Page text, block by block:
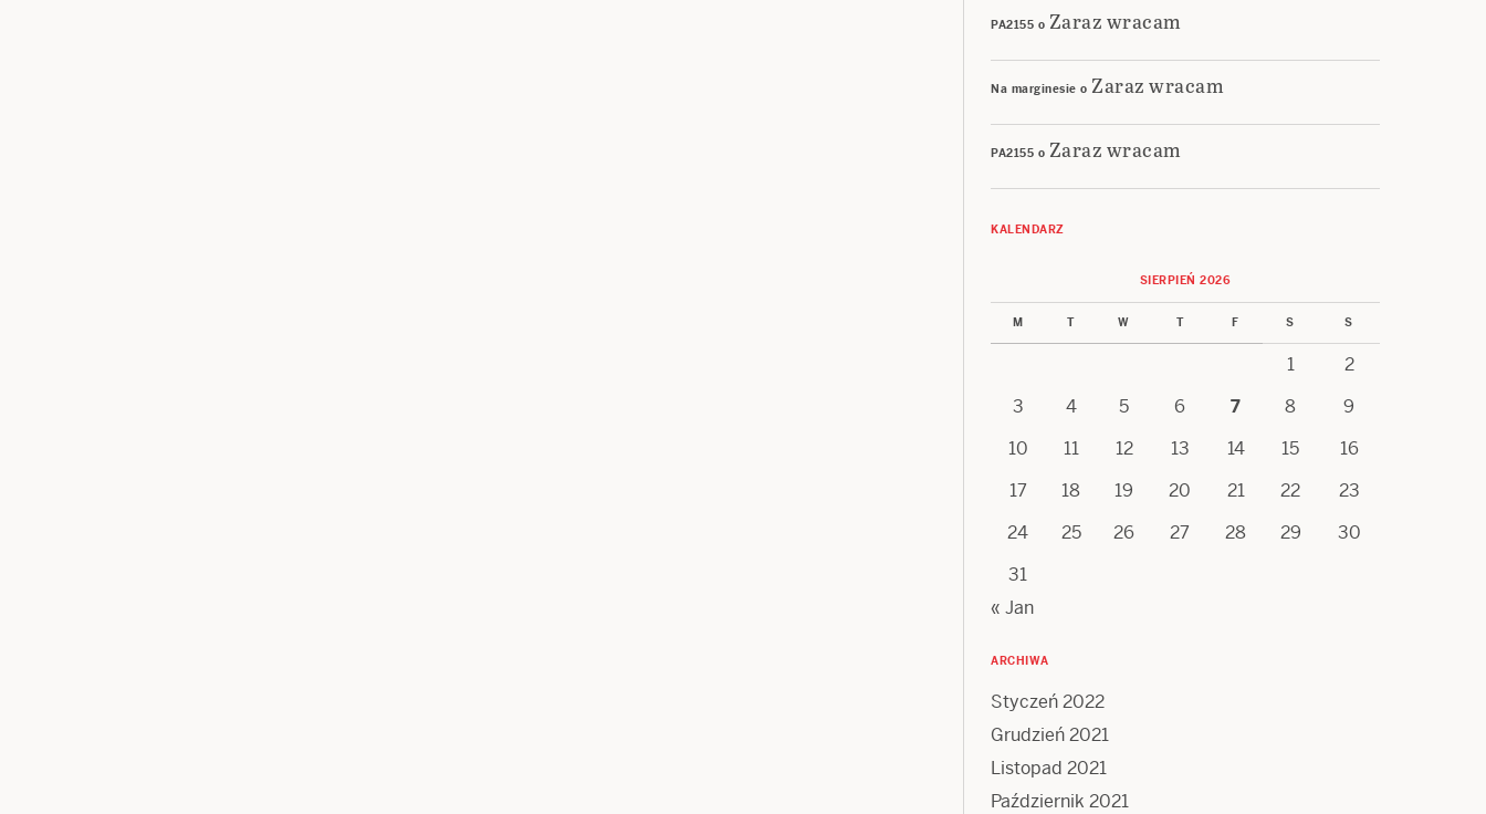
PA2155 o Zaraz wracam
Na marginesie o Zaraz wracam
PA2155 o Zaraz wracam
KALENDARZ
SIERPIEŃ 2026
M T W T F S S
1
2
3
4 5 6 7 8
9
10
11 12 13 14 15
16
17
18 19 20 21 22
23
24
25 26 27 28 29
30
31
« Jan
ARCHIWA
Styczeń 2022
Grudzień 2021
Listopad 2021
Październik 2021